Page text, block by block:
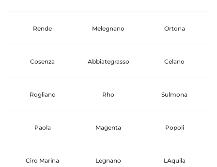
Rende Melegnano Ortona
Cosenza Abbiategrasso Celano
Rogliano Rho Sulmona
Paola Magenta Popoli
Ciro Marina Legnano LAquila